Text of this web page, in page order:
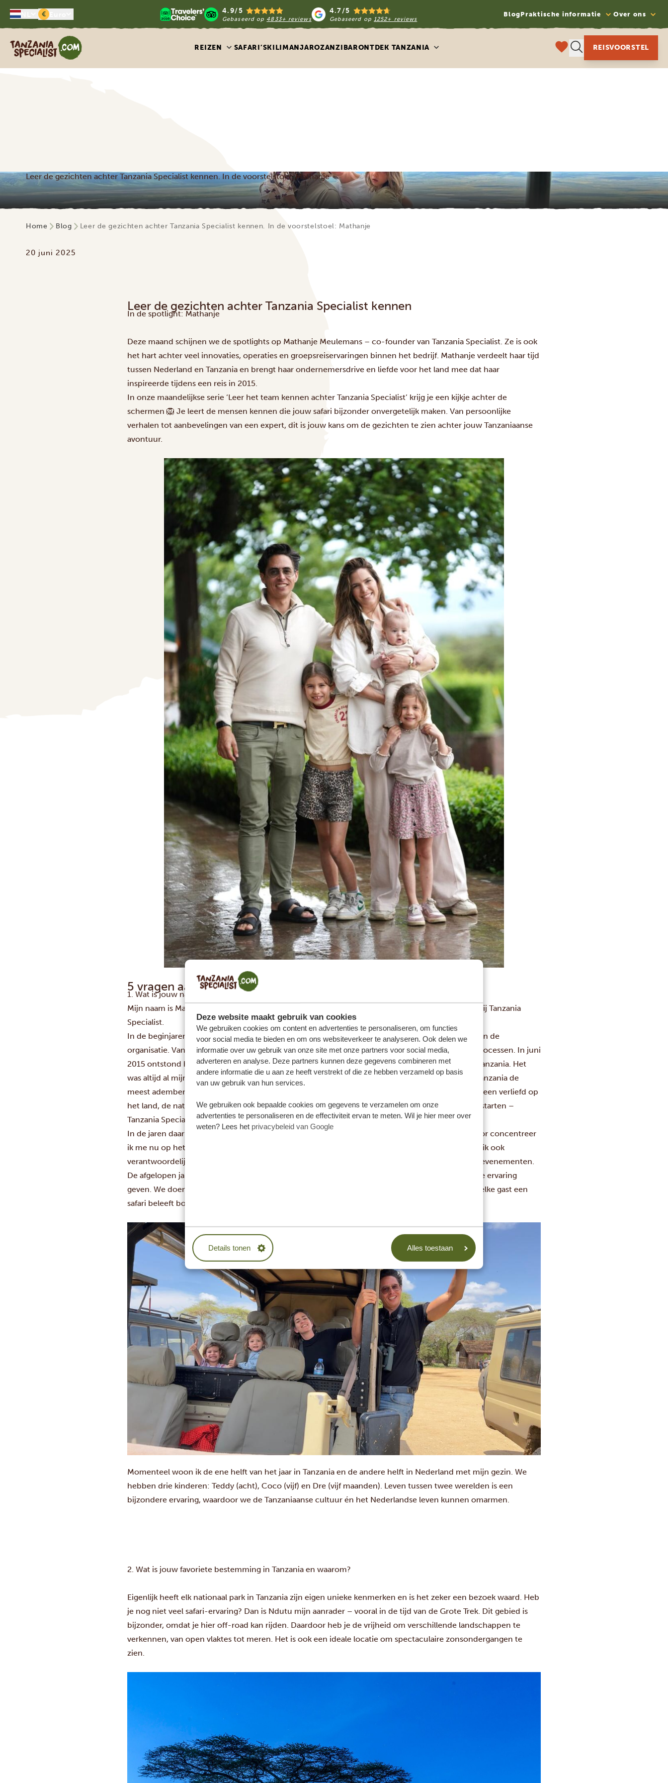
Deze website maakt gebruik van cookies
We gebruiken cookies om content en advertenties te personaliseren, om functies
voor social media te bieden en om ons websiteverkeer te analyseren. Ook delen we
informatie over uw gebruik van onze site met onze partners voor social media,
adverteren en analyse. Deze partners kunnen deze gegevens combineren met
andere informatie die u aan ze heeft verstrekt of die ze hebben verzameld op basis
van uw gebruik van hun services.
We gebruiken ook bepaalde cookies om gegevens te verzamelen om onze
advertenties te personaliseren en de effectiviteit ervan te meten. Wil je hier meer over
weten? Lees het privacybeleid van Google
Details tonen Alles toestaan
€ 4.9/5
Gebaseerd op 4833+ reviews
4.7/5
Gebaseerd op 1252+ reviews
BlogPraktische informatie Over ons
Tanzania Specialist
REIZEN SAFARI’SKILIMANJAROZANZIBARONTDEK TANZANIA REISVOORSTEL
Leer de gezichten achter Tanzania Specialist kennen. In de voorstelstoel: Mathanje
Home Blog Leer de gezichten achter Tanzania Specialist kennen. In de voorstelstoel: Mathanje
20 juni 2025
Leer de gezichten achter Tanzania Specialist kennen
In de spotlight: Mathanje
Deze maand schijnen we de spotlights op Mathanje Meulemans – co-founder van Tanzania Specialist. Ze is ook
het hart achter veel innovaties, operaties en groepsreiservaringen binnen het bedrijf. Mathanje verdeelt haar tijd
tussen Nederland en Tanzania en brengt haar ondernemersdrive en liefde voor het land mee dat haar
inspireerde tijdens een reis in 2015.
In onze maandelijkse serie ‘Leer het team kennen achter Tanzania Specialist’ krijg je een kijkje achter de
schermen 🦁 Je leert de mensen kennen die jouw safari bijzonder onvergetelijk maken. Van persoonlijke
verhalen tot aanbevelingen van een expert, dit is jouw kans om de gezichten te zien achter jouw Tanzaniaanse
avontuur.
5 vragen aan… Mathanje
1. Wat is jouw naam, waar kom je vandaan en wat is jouw rol bij Tanzania Specialist?
Mijn naam is Mathanje Meulemans. Ik kom uit Nederland en ben sinds de oprichting betrokken bij Tanzania
Specialist.
In de beginjaren waren mijn man Robbin en ik persoonlijk verantwoordelijk voor alle aspecten van de
organisatie. Van klanten adviseren over hun safarireizen tot het regelen van de administratieve processen. In juni
2015 ontstond het idee om dit avontuur aan te gaan, want toen reisden we voor het eerst naar Tanzania. Het
was altijd al mijn droom geweest om dit prachtige land te bezoeken, omdat ik had gelezen dat Tanzania de
meest adembenemende safaribestemming ter wereld is. Tijdens deze eerste reis werden we meteen verliefd op
het land, de natuur en de cultuur. Daar ontstond dus ook direct het idee om een safaribedrijf te starten –
Tanzania Specialist werd werkelijkheid!
In de jaren daarna heb ik mijn focus meer verlegd naar de financiële kant van het bedrijf. Daardoor concentreer
ik me nu op het ontwikkelen en implementeren van innovaties en verbeteringen. Daarnaast ben ik ook
verantwoordelijk voor het organiseren van safari’s op maat voor grotere groepen, zoals zakelijke evenementen.
De afgelopen jaren hebben we onze eigen lodges geopend, waardoor we gasten een écht unieke ervaring
geven. We doen er alles aan om te voldoen aan de hoogste service- en kwaliteitsnormen, zodat elke gast een
safari beleeft boordevol onvergetelijke herinneringen – en dat alles voor een aantrekkelijke prijs.
Momenteel woon ik de ene helft van het jaar in Tanzania en de andere helft in Nederland met mijn gezin. We
hebben drie kinderen: Teddy (acht), Coco (vijf) en Dre (vijf maanden). Leven tussen twee werelden is een
bijzondere ervaring, waardoor we de Tanzaniaanse cultuur én het Nederlandse leven kunnen omarmen.
2. Wat is jouw favoriete bestemming in Tanzania en waarom?
Eigenlijk heeft elk nationaal park in Tanzania zijn eigen unieke kenmerken en is het zeker een bezoek waard. Heb
je nog niet veel safari-ervaring? Dan is Ndutu mijn aanrader – vooral in de tijd van de Grote Trek. Dit gebied is
bijzonder, omdat je hier off-road kan rijden. Daardoor heb je de vrijheid om verschillende landschappen te
verkennen, van open vlaktes tot meren. Het is ook een ideale locatie om spectaculaire zonsondergangen te
zien.